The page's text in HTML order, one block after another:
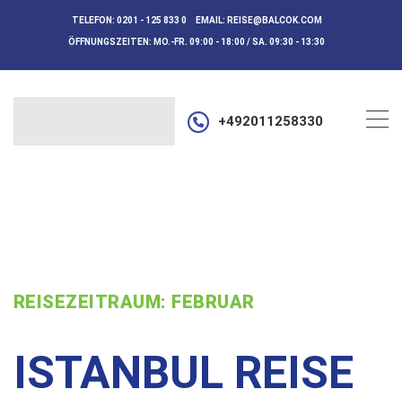
TELEFON: 0201 - 125 833 0 EMAIL: REISE@BALCOK.COM
ÖFFNUNGSZEITEN: MO.-FR. 09:00 - 18:00 / SA. 09:30 - 13:30
+492011258330
REISEZEITRAUM: FEBRUAR
ISTANBUL REISE